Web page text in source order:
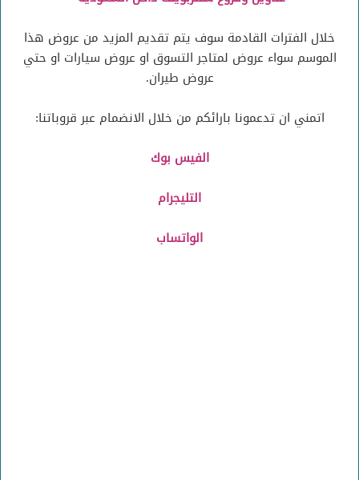
خلال الفترات القادمة سوف يتم تقديم المزيد من عروض هذا
الموسم سواء عروض لمتاجر التسوق او عروض سيارات او حتي
عروض طيران.
اتمني ان تدعمونا بارائكم من خلال الانضمام عبر قروباتنا:
الفيس بوك
التليجرام
الواتساب